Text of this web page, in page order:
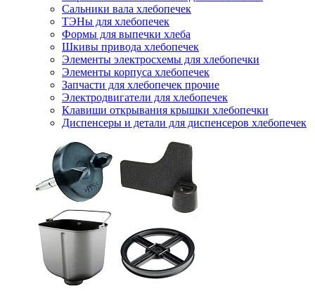
Сальники вала хлебопечек
ТЭНы для хлебопечек
Формы для выпечки хлеба
Шкивы привода хлебопечек
Элементы электросхемы для хлебопечки
Элементы корпуса хлебопечек
Запчасти для хлебопечек прочие
Электродвигатели для хлебопечек
Клавиши открывания крышки хлебопечки
Диспенсеры и детали для диспенсеров хлебопечек